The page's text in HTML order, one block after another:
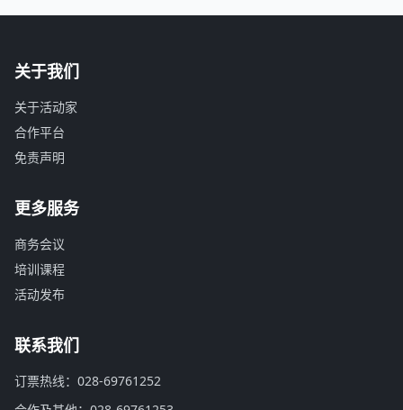
关于我们
关于活动家
合作平台
免责声明
更多服务
商务会议
培训课程
活动发布
联系我们
订票热线：028-69761252